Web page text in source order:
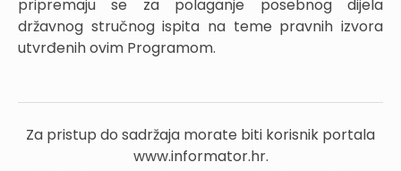
pripremaju se za polaganje posebnog dijela
državnog stručnog ispita na teme pravnih izvora
utvrđenih ovim Programom.
Za pristup do sadržaja morate biti korisnik portala
www.informator.hr.